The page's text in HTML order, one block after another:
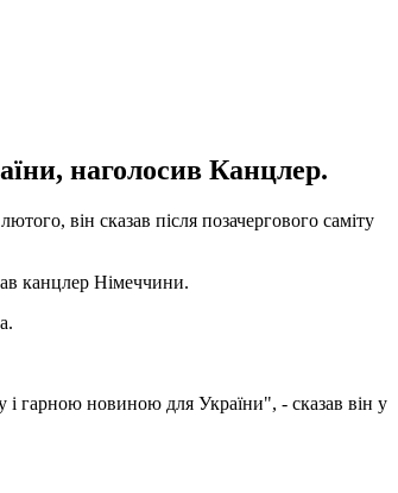
наголосив Канцлер.
він сказав після позачергового саміту
канцлер Німеччини.
гарною новиною для України", - сказав він у